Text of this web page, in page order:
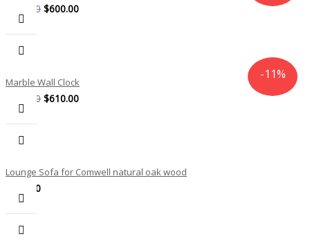
688.00 $600.00
-11%
Marble Wall Clock
689.00 $610.00
Lounge Sofa for Comwell natural oak wood
689.00